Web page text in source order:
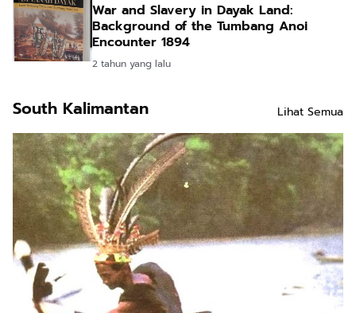
War and Slavery in Dayak Land:
Background of the Tumbang Anoi
Encounter 1894
2 tahun yang lalu
South Kalimantan Lihat Semua